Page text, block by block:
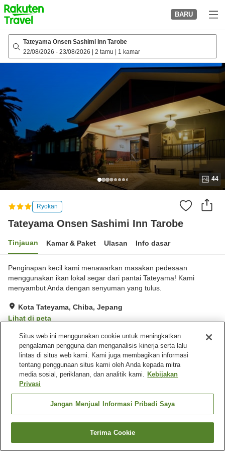
to
top
page
BARU
Tateyama Onsen Sashimi Inn Tarobe
22/08/2026 - 23/08/2026 2 tamu 1 kamar
44
Ryokan
Tateyama Onsen Sashimi Inn Tarobe
Tinjauan Kamar & Paket Ulasan Info dasar
Penginapan kecil kami menawarkan masakan pedesaan
menggunakan ikan lokal segar dari pantai Tateyama! Kami
menyambut Anda dengan senyuman yang tulus.
Kota Tateyama, Chiba, Jepang
Lihat di peta
Hebat Ulasan:117
Fasilitas properti
Tempat parkir
Mesin penjual otomatis
Aula perjamuan
Beranda Jepang Chiba
Kota Tateyama
Tateyama Onsen Sashimi Inn TarobeCari kamar
Situs web ini menggunakan cookie untuk meningkatkan
pengalaman pengguna dan menganalisis kinerja serta lalu
lintas di situs web kami. Kami juga membagikan informasi
tentang penggunaan situs kami oleh Anda kepada mitra
media sosial, periklanan, dan analitik kami. Kebijakan
Privasi
Jangan Menjual Informasi Pribadi Saya
Terima Cookie